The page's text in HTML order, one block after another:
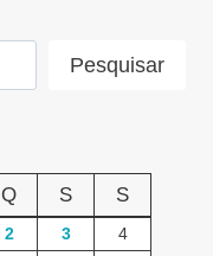
Pesquisar
Q S S
2 3
4